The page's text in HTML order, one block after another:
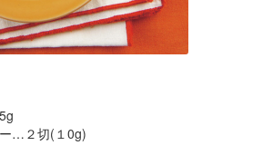
…２切(１0g)